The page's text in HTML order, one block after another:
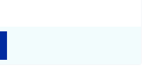
Koko Tuusula